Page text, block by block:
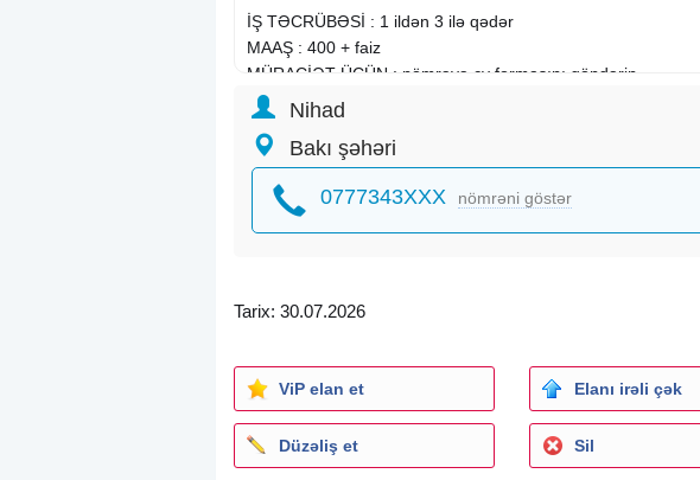
İŞ TƏCRÜBƏSİ : 1 ildən 3 ilə qədər
MAAŞ : 400 + faiz
MÜRACİƏT ÜÇÜN : nömrəyə cv formasını göndərin
Nihad
Bakı şəhəri
0777343XXX nömrəni göstər
Tarix: 30.07.2026
ViP elan et Elanı irəli çək
Düzəliş et Sil